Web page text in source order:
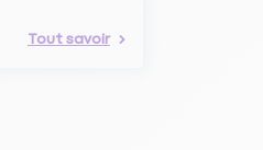
Tout savoir